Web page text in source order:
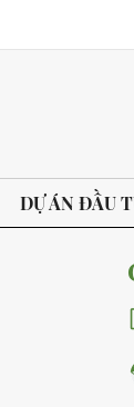
DỰ ÁN ĐẦU